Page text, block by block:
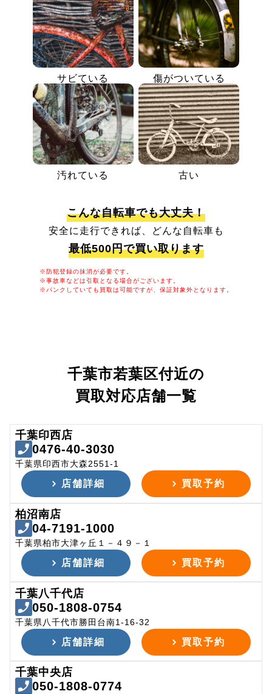
サビている 傷がついている
汚れている 古い
こんな自転車でも大丈夫！
安全に走行できれば、どんな自転車も
最低500円で買い取ります
※防犯登録の抹消が必要です。
※事故車などは引取となる場合がございます。
※パンクしていても買取は可能ですが、保証対象外となります。
千葉市若葉区付近の
買取対応店舗一覧
千葉印西店
0476-40-3030
千葉県印西市大森2551-1
店舗詳細 買取予約
柏沼南店
04-7191-1000
千葉県柏市大津ヶ丘１－４９－１
店舗詳細 買取予約
千葉八千代店
050-1808-0754
千葉県八千代市勝田台南1-16-32
店舗詳細 買取予約
千葉中央店
050-1808-0774